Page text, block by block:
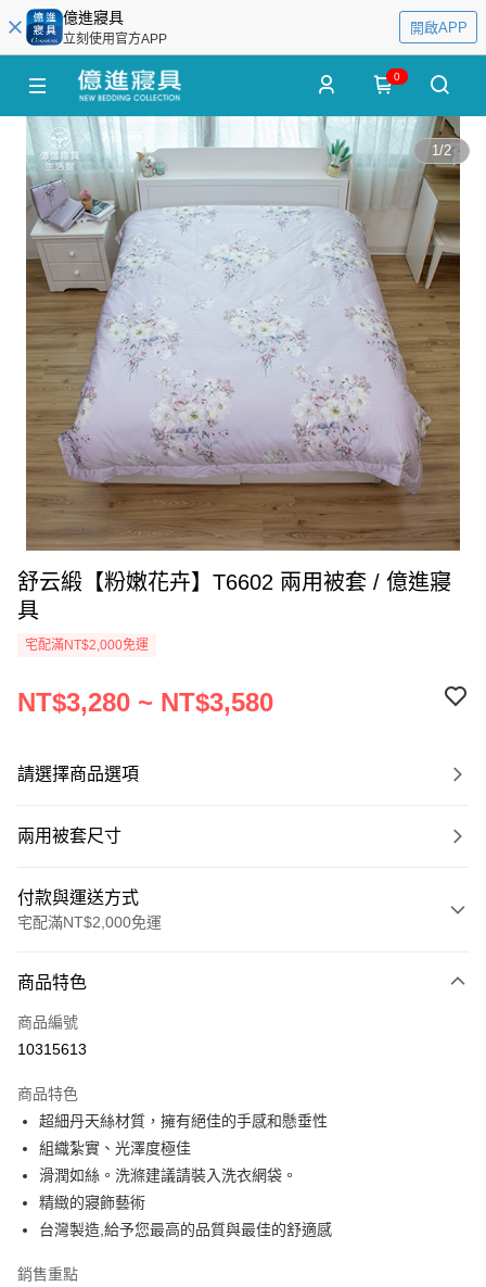
億進寢具
立刻使用官方APP
開啟APP
0
1/2
舒云緞【粉嫩花卉】T6602 兩用被套 / 億進寢
具
宅配滿NT$2,000免運
NT$3,280 ~ NT$3,580
請選擇商品選項
兩用被套尺寸
付款與運送方式
宅配滿NT$2,000免運
信用卡一次付款
信用卡分期付款
合作金庫商業銀行
華南商業銀行
彰化商業銀行
上海商業儲蓄銀行
國泰世華商業銀行
兆豐國際商業銀行
臺灣中小企業銀行
匯豐（台灣）商業銀行
華泰商業銀行
聯邦商業銀行
遠東國際商業銀行
元大商業銀行
6 期 0 利率 每期
華南商業銀行
上海商業儲蓄銀行
台北富邦商業銀行
國泰世華商業銀行
臺灣中小企業銀行
台中商業銀行
聯邦商業銀行
LINE Pay
Apple Pay
悠遊付
Google Pay
商品特色
商品編號
10315613
商品特色
超細丹天絲材質，擁有絕佳的手感和懸垂性
組織紮實、光澤度極佳
滑潤如絲。洗滌建議請裝入洗衣網袋。
精緻的寢飾藝術
台灣製造,給予您最高的品質與最佳的舒適感
銷售重點